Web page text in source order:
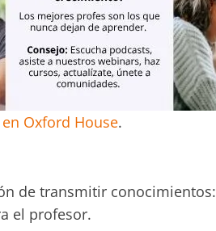
Oxford House.
de transmitir
el profesor.